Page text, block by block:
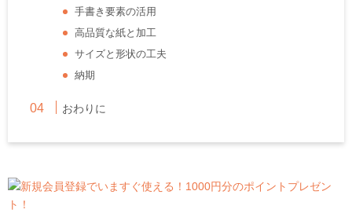
手書き要素の活用
高品質な紙と加工
サイズと形状の工夫
納期
おわりに